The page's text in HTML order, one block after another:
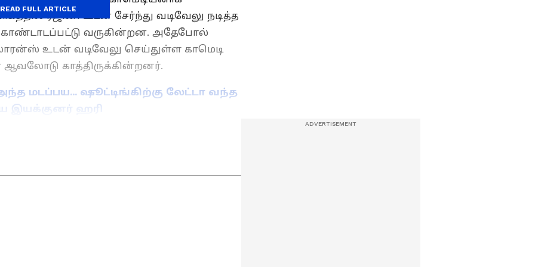
ரஜினி உடன் சேர்ந்து வடிவேலு நடித்த
வருகின்றன. அதேபோல்
லாரன்ஸ் உடன் வடிவேலு செய்துள்ள காமெடி
காத்திருக்கின்றனர்.
மடப்பய... ஷூட்டிங்கிற்கு லேட்டா வந்த
இயக்குனர் ஹரி
READ FULL ARTICLE